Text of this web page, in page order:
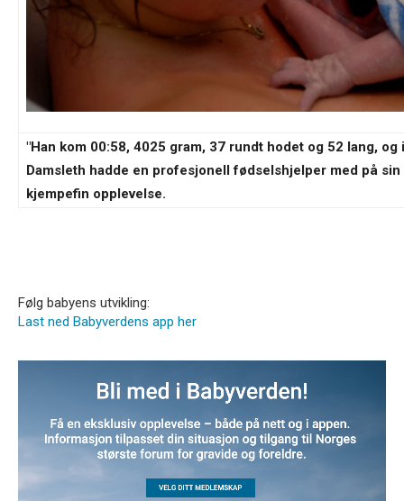
"Han kom 00:58, 4025 gram, 37 rundt hodet og 52 lang,
Damsleth hadde en profesjonell fødselshjelper med på
kjempefin opplevelse.
Følg babyens utvikling:
Last ned Babyverdens app her